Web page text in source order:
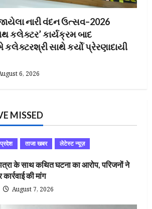
નારી વંદન ઉત્સવ–2026
કલેક્ટર’ કાર્યક્રમ બાદ
કલેક્ટરશ્રી સાથે કર્યો પ્રેરણાદાયી
6, 2026
MISSED
ताजा खबर लेटेस्ट न्यूज़
के साथ कथित घटना का आरोप, परिजनों ने
की मांग
August 7, 2026